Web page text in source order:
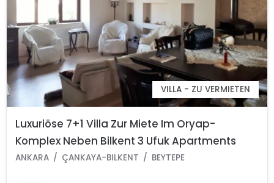
VILLA - ZU VERMIETEN
Luxuriöse 7+1 Villa Zur Miete Im Oryap-
Komplex Neben Bilkent 3 Ufuk Apartments
ANKARA ÇANKAYA-BILKENT BEYTEPE